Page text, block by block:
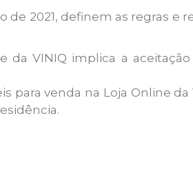
2021, definem as regras e
VINIQ implica a
para venda na Loja Online